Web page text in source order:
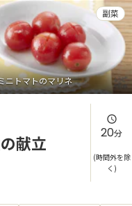
ニトマトのマリネ
副菜
献立 20分
(時間外を除
く)